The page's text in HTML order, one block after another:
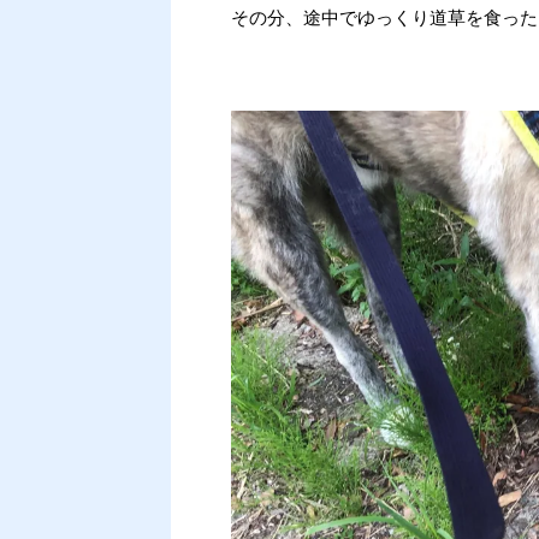
その分、途中でゆっくり道草を食っ